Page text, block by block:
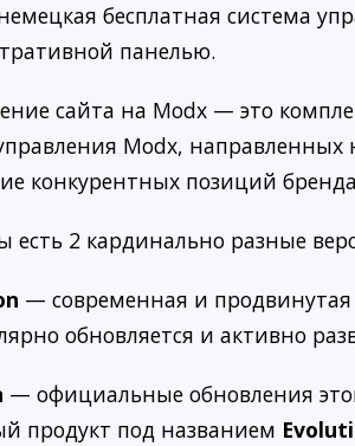
бесплатная система
панелью.
сайта на Modx — это
Modx,
конкурентных позиций
есть 2 кардинально разные
— современная и
обновляется и активно
— официальные обновления
продукт под названием